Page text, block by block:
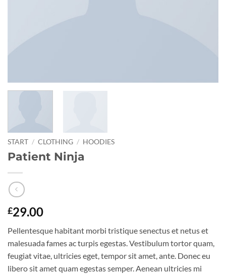
START / CLOTHING / HOODIES
Patient Ninja
£29.00
Pellentesque habitant morbi tristique senectus et netus et
malesuada fames ac turpis egestas. Vestibulum tortor quam,
feugiat vitae, ultricies eget, tempor sit amet, ante. Donec eu
libero sit amet quam egestas semper. Aenean ultricies mi